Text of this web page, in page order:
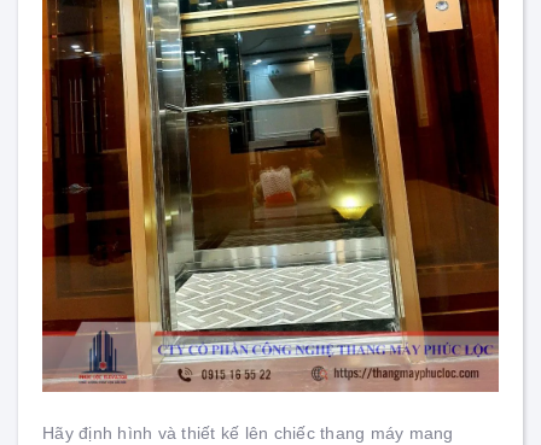
Hãy định hình và thiết kế lên chiếc thang máy mang